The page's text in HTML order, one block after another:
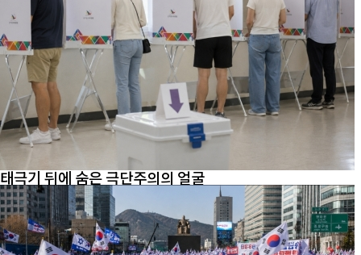
태극기 뒤에 숨은 극단주의의 얼굴